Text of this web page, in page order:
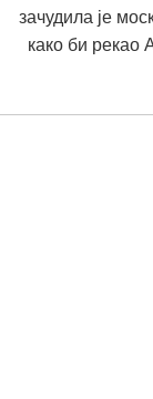
зачудила је
како би рекао